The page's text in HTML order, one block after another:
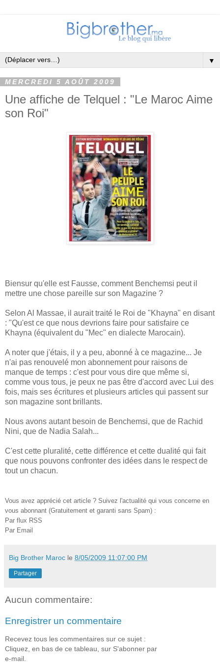
▼
MERCREDI 5 AOÛT 2009
Une affiche de Telquel : "Le Maroc Aime
son Roi"
Biensur qu'elle est Fausse, comment Benchemsi peut il
mettre une chose pareille sur son Magazine ?
Selon Al Massae, il aurait traité le Roi de "Khayna" en disant
: "Qu'est ce que nous devrions faire pour satisfaire ce
Khayna (équivalent du "Mec" en dialecte Marocain).
A noter que j'étais, il y a peu, abonné à ce magazine... Je
n'ai pas renouvelé mon abonnement pour raisons de
manque de temps : c'est pour vous dire que même si,
comme vous tous, je peux ne pas être d'accord avec Lui des
fois, mais ses écritures et plusieurs articles qui passent sur
son magazine sont brillants.
Nous avons autant besoin de Benchemsi, que de Rachid
Nini, que de Nadia Salah...
C'est cette pluralité, cette différence et cette dualité qui fait
que nous pouvons confronter des idées dans le respect de
tout un chacun.
Vous avez apprécié cet article ? Suivez l'actualité qui vous concerne en
vous abonnant (Gratuitement et garanti sans Spam) :
Par flux RSS
Par Email
Big Brother Maroc le 8/05/2009 11:07:00 PM
Partager
Aucun commentaire:
Enregistrer un commentaire
Recevez tous les commentaires sur ce sujet :
Cliquez, en bas de ce tableau, sur S'abonner par
e-mail.